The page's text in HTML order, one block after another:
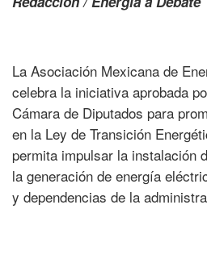
La Asociación Mexicana de
celebra la iniciativa aprobada
Cámara de Diputados para
en la Ley de Transición
permita impulsar la instalación
la generación de energía
y dependencias de la